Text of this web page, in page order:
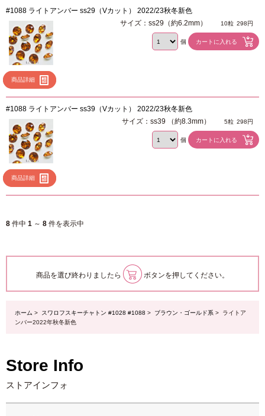
#1088 ライトアンバー ss29（Vカット） 2022/23秋冬新色
商品詳細
サイズ：ss29（約6.2mm） 10粒 298円
個
#1088 ライトアンバー ss39（Vカット） 2022/23秋冬新色
商品詳細
サイズ：ss39 （約8.3mm） 5粒 298円
個
8 件中 1 ～ 8 件を表示中
商品を選び終わりましたら ボタンを押してください。
ホーム > スワロフスキーチャトン #1028 #1088 > ブラウン・ゴールド系 > ライトア
ンバー2022年秋冬新色
Store Info
ストアインフォ